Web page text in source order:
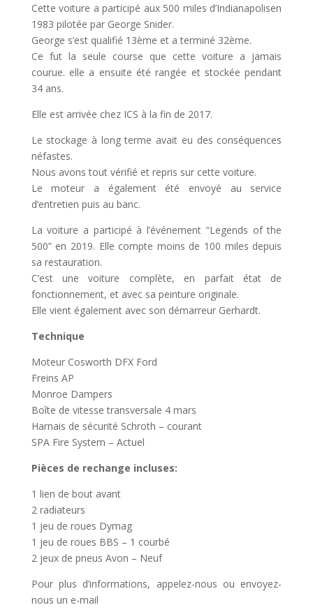
Cette voiture a participé aux 500 miles d’Indianapolisen
1983 pilotée par George Snider.
George s’est qualifié 13ème et a terminé 32ème.
Ce fut la seule course que cette voiture a jamais
courue. elle a ensuite été rangée et stockée pendant
34 ans.
Elle est arrivée chez ICS à la fin de 2017.
Le stockage à long terme avait eu des conséquences
néfastes.
Nous avons tout vérifié et repris sur cette voiture.
Le moteur a également été envoyé au service
d’entretien puis au banc.
La voiture a participé à l’événement “Legends of the
500” en 2019. Elle compte moins de 100 miles depuis
sa restauration.
C’est une voiture complète, en parfait état de
fonctionnement, et avec sa peinture originale.
Elle vient également avec son démarreur Gerhardt.
Technique
Moteur Cosworth DFX Ford
Freins AP
Monroe Dampers
Boîte de vitesse transversale 4 mars
Harnais de sécurité Schroth – courant
SPA Fire System – Actuel
Pièces de rechange incluses:
1 lien de bout avant
2 radiateurs
1 jeu de roues Dymag
1 jeu de roues BBS – 1 courbé
2 jeux de pneus Avon – Neuf
Pour plus d’informations, appelez-nous ou envoyez-
nous un e-mail